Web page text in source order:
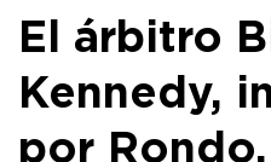
El árbitro
Kennedy,
por